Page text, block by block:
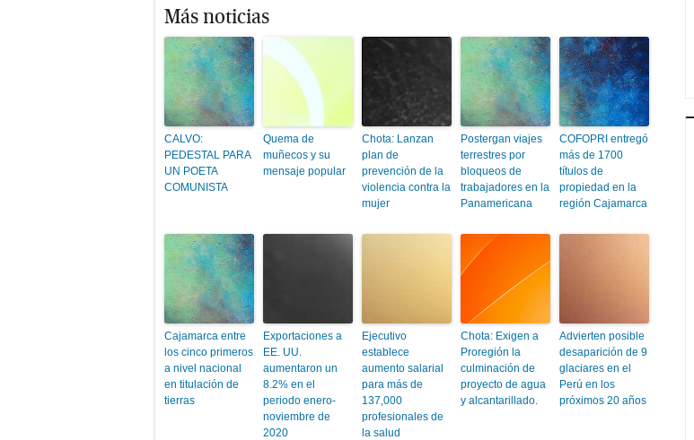
Más noticias
CALVO:
PEDESTAL PARA
UN POETA
COMUNISTA
Quema de
muñecos y su
mensaje popular
Chota: Lanzan
plan de
prevención de la
violencia contra la
mujer
Postergan viajes
terrestres por
bloqueos de
trabajadores en la
Panamericana
COFOPRI entregó
más de 1700
títulos de
propiedad en la
región Cajamarca
Cajamarca entre
los cinco primeros
a nivel nacional
en titulación de
tierras
Exportaciones a
EE. UU.
aumentaron un
8.2% en el
periodo enero-
noviembre de
2020
Ejecutivo
establece
aumento salarial
para más de
137,000
profesionales de
la salud
Chota: Exigen a
Proregión la
culminación de
proyecto de agua
y alcantarillado.
Advierten posible
desaparición de 9
glaciares en el
Perú en los
próximos 20 años